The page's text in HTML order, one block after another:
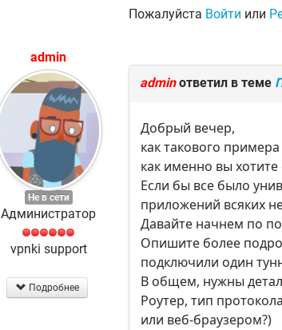
Пожалуйста Войти или
admin
Не в сети
Администратор
vpnki support
Подробнее
adminответил в теме
Добрый вечер,
как такового
как именно вы
Если бы все было
приложений всяких
Давайте начнем по
Опишите более
подключили один
В общем, нужны
Роутер, тип
или веб-браузером?)